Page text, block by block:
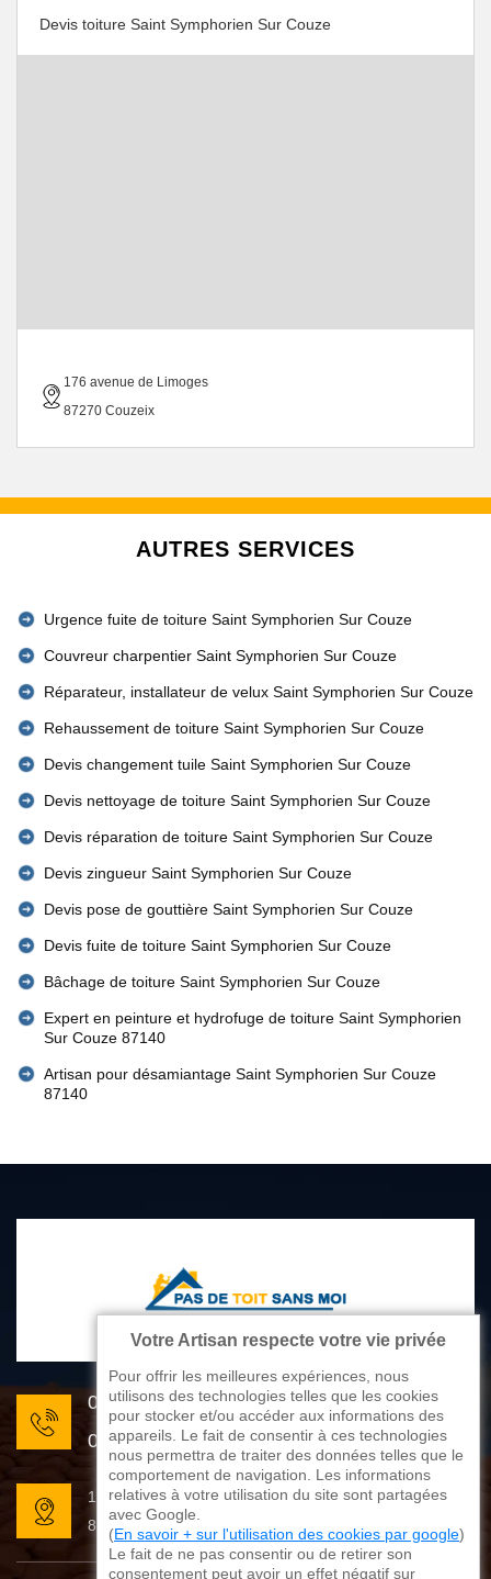
Devis toiture Saint Symphorien Sur Couze
176 avenue de Limoges
87270 Couzeix
AUTRES SERVICES
Urgence fuite de toiture Saint Symphorien Sur Couze
Couvreur charpentier Saint Symphorien Sur Couze
Réparateur, installateur de velux Saint Symphorien Sur Couze
Rehaussement de toiture Saint Symphorien Sur Couze
Devis changement tuile Saint Symphorien Sur Couze
Devis nettoyage de toiture Saint Symphorien Sur Couze
Devis réparation de toiture Saint Symphorien Sur Couze
Devis zingueur Saint Symphorien Sur Couze
Devis pose de gouttière Saint Symphorien Sur Couze
Devis fuite de toiture Saint Symphorien Sur Couze
Bâchage de toiture Saint Symphorien Sur Couze
Expert en peinture et hydrofuge de toiture Saint Symphorien
Sur Couze 87140
Artisan pour désamiantage Saint Symphorien Sur Couze
87140
05 33 06 22 81
07 80 33 28 62
176 avenue de Limoges
87270 Couzeix
Votre Artisan respecte votre vie privée
Pour offrir les meilleures expériences, nous
utilisons des technologies telles que les cookies
pour stocker et/ou accéder aux informations des
appareils. Le fait de consentir à ces technologies
nous permettra de traiter des données telles que le
comportement de navigation. Les informations
relatives à votre utilisation du site sont partagées
avec Google.
(En savoir + sur l'utilisation des cookies par google)
Le fait de ne pas consentir ou de retirer son
consentement peut avoir un effet négatif sur